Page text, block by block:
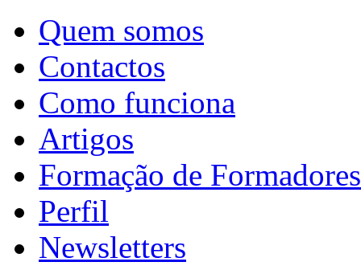
Quem somos
Contactos
Como funciona
Artigos
Formação de Formadores
Perfil
Newsletters